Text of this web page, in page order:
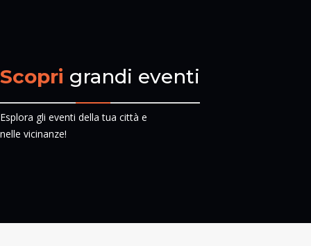
Scopri grandi eventi
Esplora gli eventi della tua città e
nelle vicinanze!